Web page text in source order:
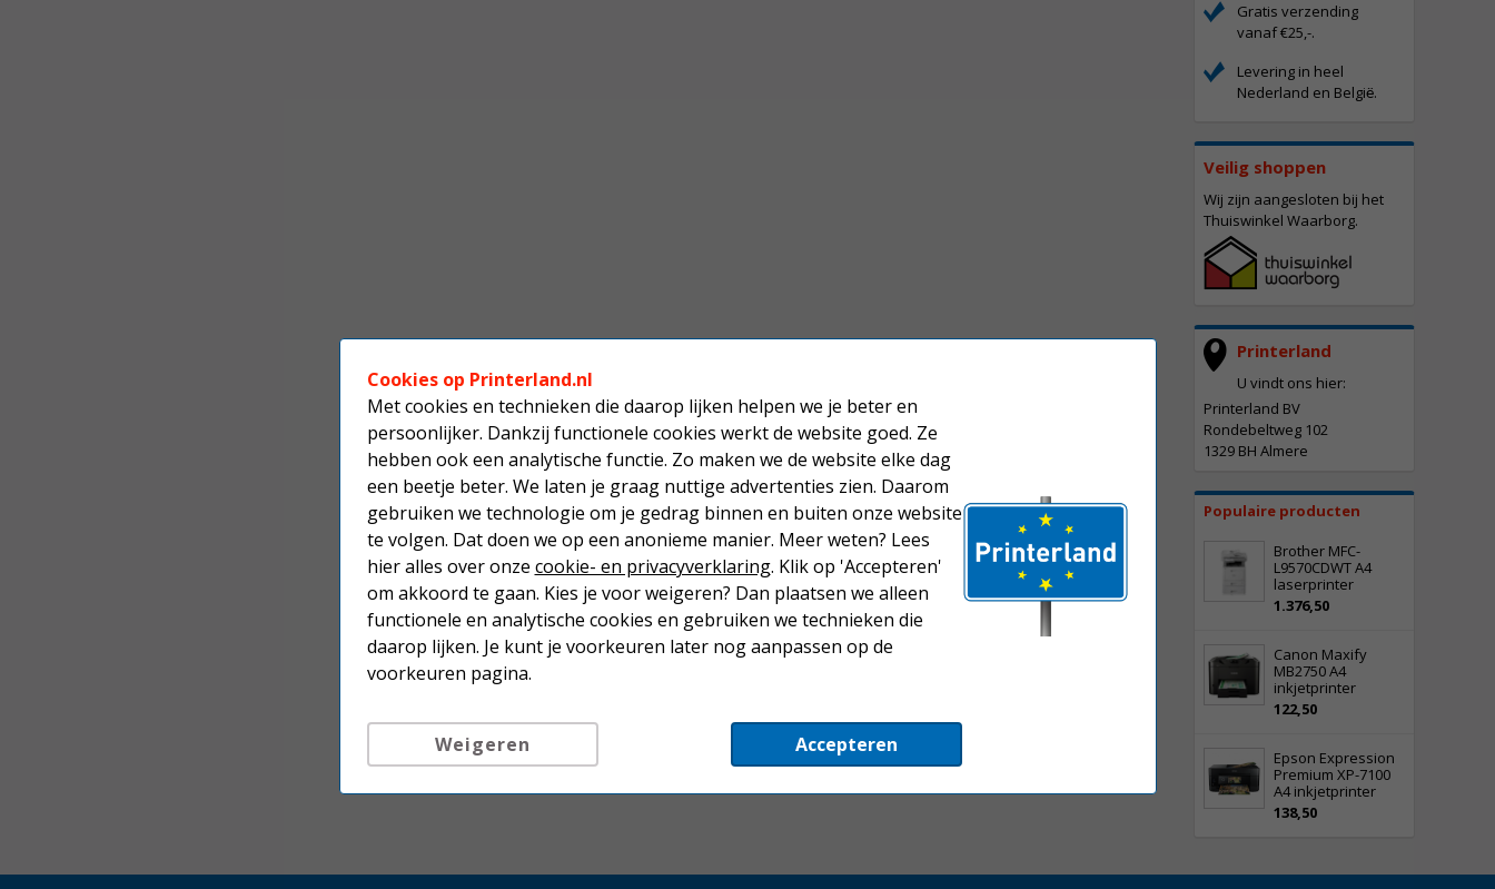
Gratis verzending
vanaf €25,-.
Levering in heel
Nederland en België.
Veilig shoppen
Wij zijn aangesloten bij het
Thuiswinkel Waarborg.
Printerland
U vindt ons hier:
Printerland BV
Rondebeltweg 102
1329 BH Almere
Populaire producten
Brother MFC-
L9570CDWT A4
laserprinter
1.376,50
Canon Maxify
MB2750 A4
inkjetprinter
122,50
Epson Expression
Premium XP-7100
A4 inkjetprinter
138,50
Cookies op Printerland.nl
Met cookies en technieken die daarop lijken helpen we je beter en
persoonlijker. Dankzij functionele cookies werkt de website goed. Ze
hebben ook een analytische functie. Zo maken we de website elke dag
een beetje beter. We laten je graag nuttige advertenties zien. Daarom
gebruiken we technologie om je gedrag binnen en buiten onze website
te volgen. Dat doen we op een anonieme manier. Meer weten? Lees
hier alles over onze cookie- en privacyverklaring. Klik op 'Accepteren'
om akkoord te gaan. Kies je voor weigeren? Dan plaatsen we alleen
functionele en analytische cookies en gebruiken we technieken die
daarop lijken. Je kunt je voorkeuren later nog aanpassen op de
voorkeuren pagina.
Accepteren
Weigeren